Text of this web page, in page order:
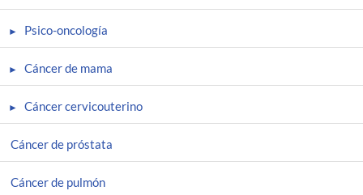
Psico-oncología
Cáncer de mama
Cáncer cervicouterino
Cáncer de próstata
Cáncer de pulmón